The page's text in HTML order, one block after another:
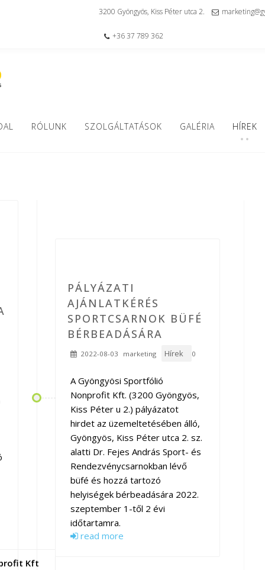
3200 Gyöngyös, Kiss Péter utca 2.
+36 37 789 362
RÓLUNK SZOLGÁLTATÁSOK GALÉRIA HÍREK
Kft
PÁLYÁZATI
AJÁNLATKÉRÉS
SPORTCSARNOK BÜFÉ
BÉRBEADÁSÁRA
2022-08-03 marketing Hírek 0
A Gyöngyösi Sportfólió
Nonprofit Kft. (3200 Gyöngyös,
Kiss Péter u 2.) pályázatot
hirdet az üzemeltetésében álló,
Gyöngyös, Kiss Péter utca 2. sz.
alatti Dr. Fejes András Sport- és
Rendezvénycsarnokban lévő
büfé és hozzá tartozó
helyiségek bérbeadására 2022.
szeptember 1-től 2 évi
időtartamra.
read more